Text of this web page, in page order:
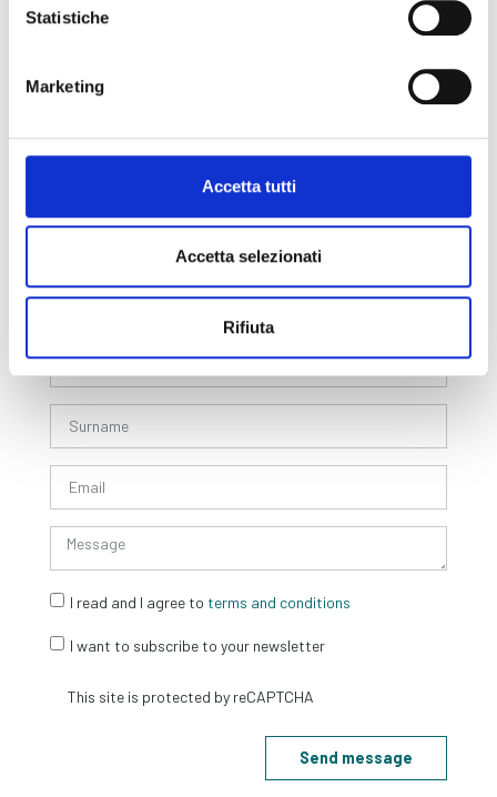
Statistiche
Marketing
Accetta tutti
Accetta selezionati
Rifiuta
Privacy & Cookie Policy
Social
I read and I agree to terms and conditions
I want to subscribe to your newsletter
Send message